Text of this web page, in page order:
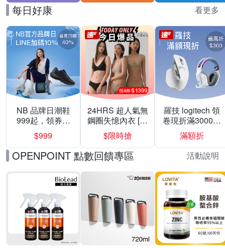
每日好康 看更多
NB 品牌日潮鞋
999起，領券折
上折 最高回饋
40%
$999
24HRS 超人氣無
鋼圈失憶內衣 [熱
銷好評]
$限時搶
羅技 logitech 領
卷現折滿3000折
300
滿額折
OPENPOINT 點數回饋專區 活動說明